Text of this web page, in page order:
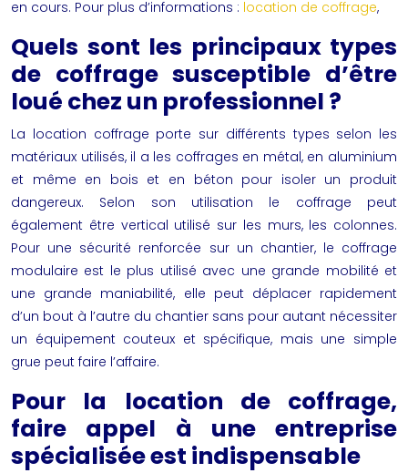
en cours. Pour plus d’informations : location de coffrage,
Quels sont les principaux types
de coffrage susceptible d’être
loué chez un professionnel ?
La location coffrage porte sur différents types selon les
matériaux utilisés, il a les coffrages en métal, en aluminium
et même en bois et en béton pour isoler un produit
dangereux. Selon son utilisation le coffrage peut
également être vertical utilisé sur les murs, les colonnes.
Pour une sécurité renforcée sur un chantier, le coffrage
modulaire est le plus utilisé avec une grande mobilité et
une grande maniabilité, elle peut déplacer rapidement
d’un bout à l’autre du chantier sans pour autant nécessiter
un équipement couteux et spécifique, mais une simple
grue peut faire l’affaire.
Pour la location de coffrage,
faire appel à une entreprise
spécialisée est indispensable